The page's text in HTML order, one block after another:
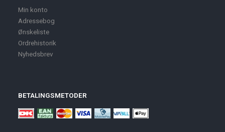
Min konto
Adressebog
Ønskeliste
Ordrehistorik
Nyhedsbrev
BETALINGSMETODER